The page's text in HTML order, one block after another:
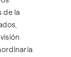
de la